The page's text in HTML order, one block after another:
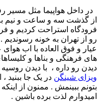
در داخل هواپیما مثل مسیر
از گذشت سه و ساعت و نیم
فرودگاه استراحت کردیم و
رو از تهران به خونه
عیار و فوق العاده با اب
های فرهنگی و بناها و
دیدن رو داره ، با دیدن
ویزای شینگن در یک جا ببنید
بتونم ببینمش . ممنون از
امیدوارم لذت برده باشین .